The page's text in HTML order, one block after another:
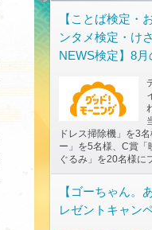
【ことば検定・
ンタメ検定・け
NEWS検定】8月
ドレス掃除機」を3
ー」を5名様、C賞「
ぐるみ」を20名様に
【ゴーちゃん。
レゼントキャン